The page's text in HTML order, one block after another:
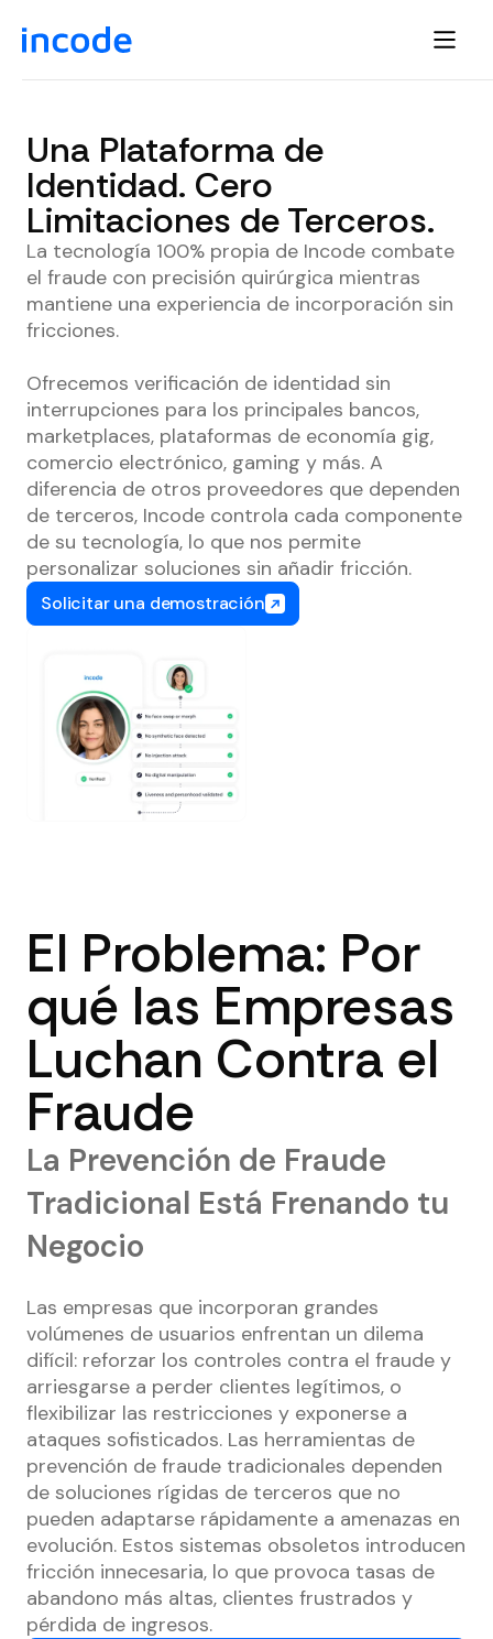
Una Plataforma de
Identidad. Cero
Limitaciones de Terceros.
La tecnología 100% propia de Incode combate
el fraude con precisión quirúrgica mientras
mantiene una experiencia de incorporación sin
fricciones.
Ofrecemos verificación de identidad sin
interrupciones para los principales bancos,
marketplaces, plataformas de economía gig,
comercio electrónico, gaming y más. A
diferencia de otros proveedores que dependen
de terceros, Incode controla cada componente
de su tecnología, lo que nos permite
personalizar soluciones sin añadir fricción.
Solicitar una demostración
El Problema: Por
qué las Empresas
Luchan Contra el
Fraude
La Prevención de Fraude
Tradicional Está Frenando tu
Negocio
Las empresas que incorporan grandes
volúmenes de usuarios enfrentan un dilema
difícil: reforzar los controles contra el fraude y
arriesgarse a perder clientes legítimos, o
flexibilizar las restricciones y exponerse a
ataques sofisticados. Las herramientas de
prevención de fraude tradicionales dependen
de soluciones rígidas de terceros que no
pueden adaptarse rápidamente a amenazas en
evolución. Estos sistemas obsoletos introducen
fricción innecesaria, lo que provoca tasas de
abandono más altas, clientes frustrados y
pérdida de ingresos.